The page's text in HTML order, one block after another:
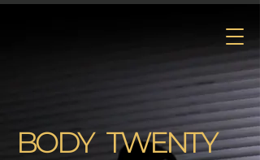
BODY TWENTY